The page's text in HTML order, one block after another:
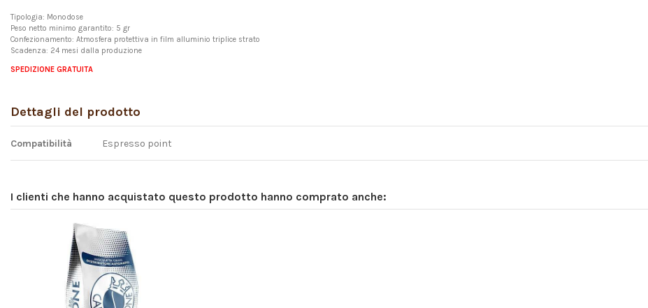
Tipologia: Monodose
Peso netto minimo garantito: 5 gr
Confezionamento: Atmosfera protettiva in film alluminio triplice strato
Scadenza: 24 mesi dalla produzione
SPEDIZIONE GRATUITA
Dettagli del prodotto
Compatibilità Espresso point
I clienti che hanno acquistato questo prodotto hanno comprato anche: